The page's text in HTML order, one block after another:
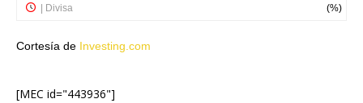
Cortesía de Investing.com
[MEC id="443936"]